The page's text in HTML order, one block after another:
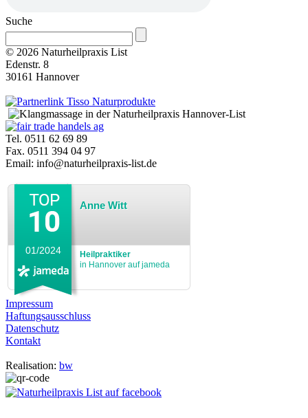
Suche
© 2026 Naturheilpraxis List
Edenstr. 8
30161 Hannover
Tel. 0511 62 69 89
Fax. 0511 394 04 97
Email: info@naturheilpraxis-list.de
Anne Witt
Heilpraktiker
in Hannover auf jameda
01/2024
Impressum
Haftungsausschluss
Datenschutz
Kontakt
Realisation: bw